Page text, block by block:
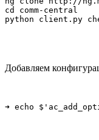
cd comm-central
python client.py
Добавляем
➜ echo